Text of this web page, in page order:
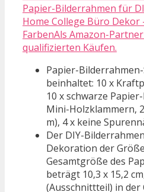
Papier-Bilderrahmen für
Home College Büro Dekor
FarbenAls Amazon-
qualifizierten Käufen.
Papier-Bilderrahmen-
beinhaltet: 10 x
10 x schwarze
Mini-Holzklammern,
m), 4 x keine
Der DIY-
Dekoration der
Gesamtgröße des
beträgt 10,3 x 15,2
(Ausschnittteil) in der